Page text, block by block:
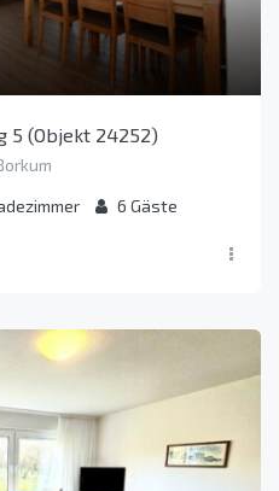
5 (Objekt 24252)
6 Gäste